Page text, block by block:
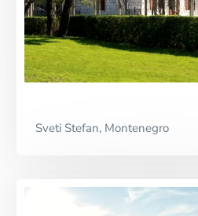
Sveti Stefan, Montenegro